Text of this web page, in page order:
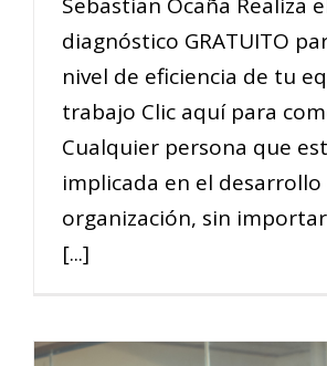
diagnóstico GRATUITO
nivel de eficiencia de tu
trabajo Clic aquí para
Cualquier persona que
implicada en el desarrollo
organización, sin
[...]